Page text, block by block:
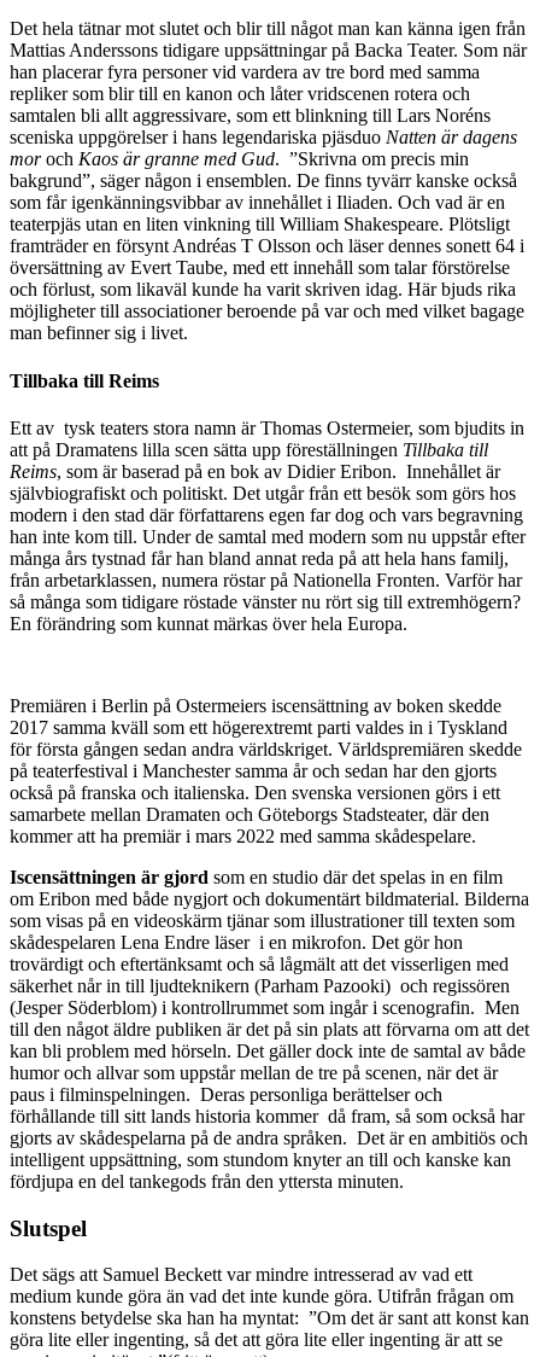
Det hela tätnar mot slutet och blir till något man kan känna igen från
Mattias Anderssons tidigare uppsättningar på Backa Teater. Som när
han placerar fyra personer vid vardera av tre bord med samma
repliker som blir till en kanon och låter vridscenen rotera och
samtalen bli allt aggressivare, som ett blinkning till Lars Noréns
sceniska uppgörelser i hans legendariska pjäsduo Natten är dagens
moroch Kaos är granne med Gud. ”Skrivna om precis min
bakgrund”, säger någon i ensemblen. De finns tyvärr kanske också
som får igenkänningsvibbar av innehållet i Iliaden. Och vad är en
teaterpjäs utan en liten vinkning till William Shakespeare. Plötsligt
framträder en försynt Andréas T Olsson och läser dennes sonett 64 i
översättning av Evert Taube, med ett innehåll som talar förstörelse
och förlust, som likaväl kunde ha varit skriven idag. Här bjuds rika
möjligheter till associationer beroende på var och med vilket bagage
man befinner sig i livet.
Tillbaka till Reims
Ett av tysk teaters stora namn är Thomas Ostermeier, som bjudits in
att på Dramatens lilla scen sätta upp föreställningen Tillbaka till
Reims, som är baserad på en bok av Didier Eribon. Innehållet är
självbiografiskt och politiskt. Det utgår från ett besök som görs hos
modern i den stad där författarens egen far dog och vars begravning
han inte kom till. Under de samtal med modern som nu uppstår efter
många års tystnad får han bland annat reda på att hela hans familj,
från arbetarklassen, numera röstar på Nationella Fronten. Varför har
så många som tidigare röstade vänster nu rört sig till extremhögern?
En förändring som kunnat märkas över hela Europa.
Premiären i Berlin på Ostermeiers iscensättning av boken skedde
2017 samma kväll som ett högerextremt parti valdes in i Tyskland
för första gången sedan andra världskriget. Världspremiären skedde
på teaterfestival i Manchester samma år och sedan har den gjorts
också på franska och italienska. Den svenska versionen görs i ett
samarbete mellan Dramaten och Göteborgs Stadsteater, där den
kommer att ha premiär i mars 2022 med samma skådespelare.
Iscensättningen är gjord som en studio där det spelas in en film
om Eribon med både nygjort och dokumentärt bildmaterial. Bilderna
som visas på en videoskärm tjänar som illustrationer till texten som
skådespelaren Lena Endre läser i en mikrofon. Det gör hon
trovärdigt och eftertänksamt och så lågmält att det visserligen med
säkerhet når in till ljudteknikern (Parham Pazooki) och regissören
(Jesper Söderblom) i kontrollrummet som ingår i scenografin. Men
till den något äldre publiken är det på sin plats att förvarna om att det
kan bli problem med hörseln. Det gäller dock inte de samtal av både
humor och allvar som uppstår mellan de tre på scenen, när det är
paus i filminspelningen. Deras personliga berättelser och
förhållande till sitt lands historia kommer då fram, så som också har
gjorts av skådespelarna på de andra språken. Det är en ambitiös och
intelligent uppsättning, som stundom knyter an till och kanske kan
fördjupa en del tankegods från den yttersta minuten.
Slutspel
Det sägs att Samuel Beckett var mindre intresserad av vad ett
medium kunde göra än vad det inte kunde göra. Utifrån frågan om
konstens betydelse ska han ha myntat: ”Om det är sant att konst kan
göra lite eller ingenting, så det att göra lite eller ingenting är att se